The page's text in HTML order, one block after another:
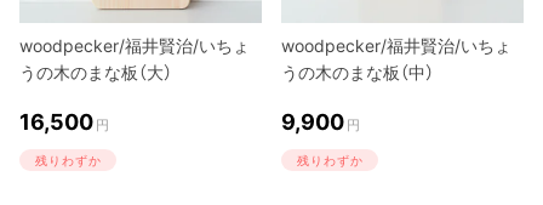
woodpecker/福井賢治/いちょ
うの木のまな板（大）
16,500 円
残りわずか
woodpecker/福井賢治/いちょ
うの木のまな板（中）
9,900 円
残りわずか